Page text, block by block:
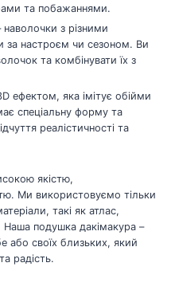
та побажаннями.
з різними
за настроєм чи сезоном. Ви
та комбінувати їх з
ефектом, яка імітує обійми
спеціальну форму та
реалістичності та
якістю,
Ми використовуємо тільки
такі як атлас,
подушка дакімакура –
або своїх близьких, який
радість.